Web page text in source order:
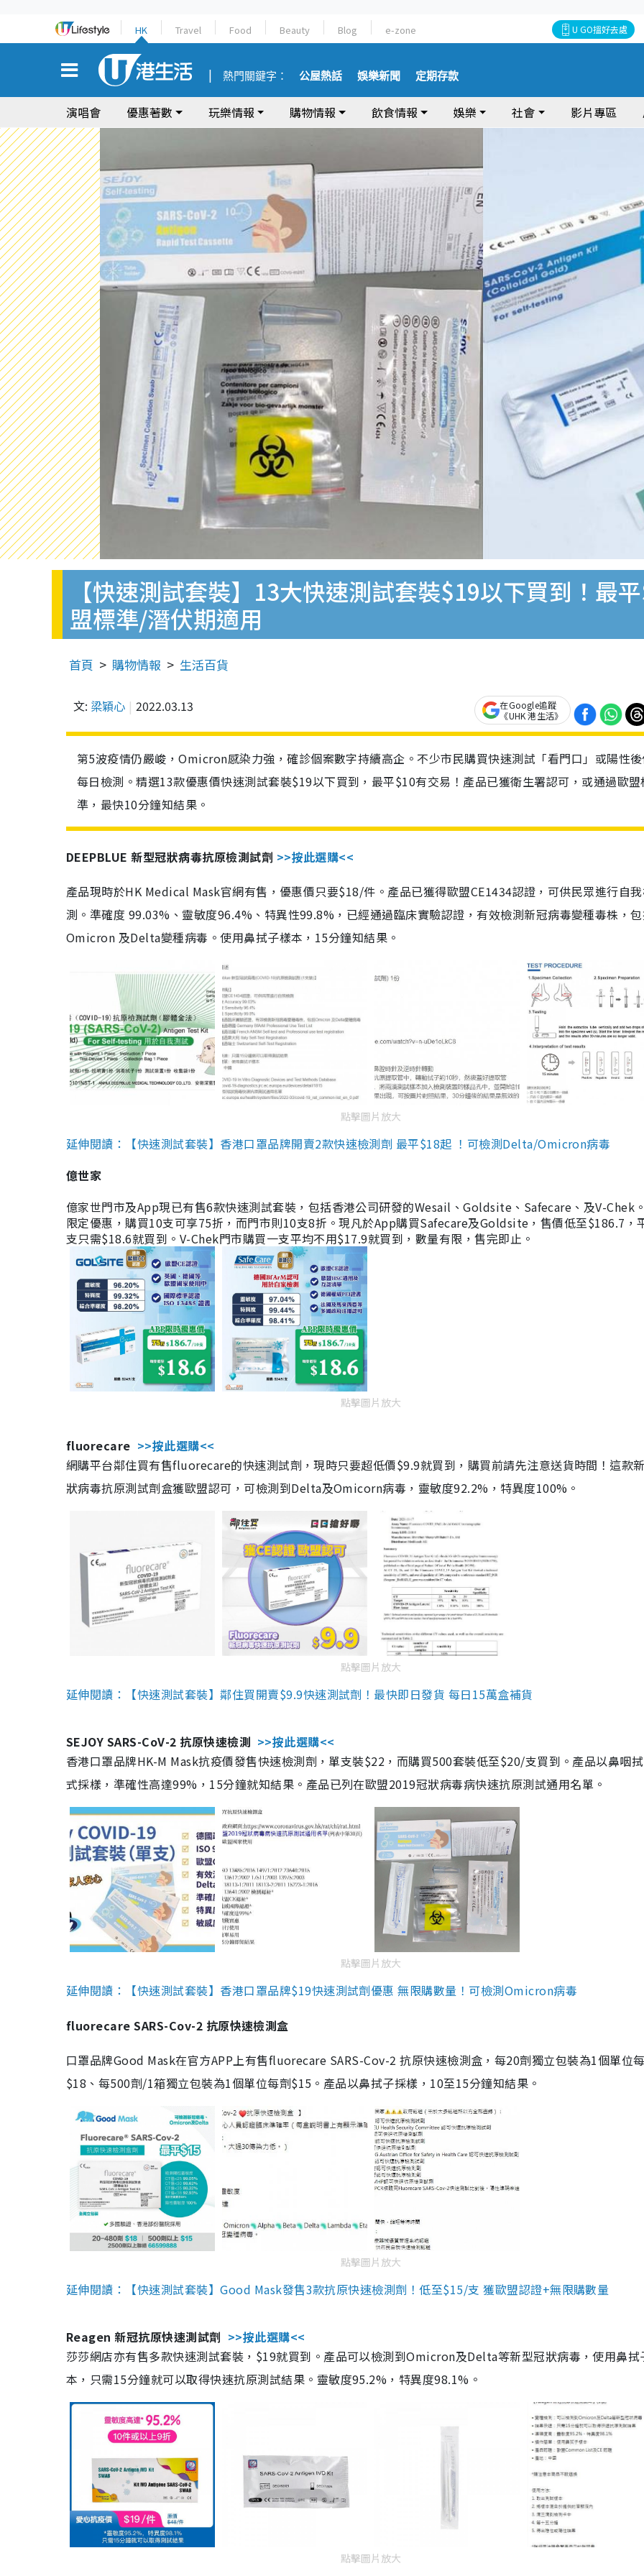
HK Travel Food Beauty Blog e-zone U GO搵好去處
熱門關鍵字： 公屋熱話 娛樂新聞 定期存款
演唱會 優惠著數 玩樂情報 購物情報 飲食情報 娛樂 社會 影片專區
【快速測試套裝】13大快速測試套裝$19以下買到！最
盟標準/潛伏期適用
首頁 購物情報 生活百貨
文: 梁穎心 2022.03.13
在Google追蹤
《UHK 港生活》
第5波疫情仍嚴峻，Omicron感染力強，確診個案數字持續高企。不少市民購買快速測試「看門口」或陽性
每日檢測。精選13款優惠價快速測試套裝$19以下買到，最平$10有交易！產品已獲衛生署認可，或通過歐盟
準，最快10分鐘知結果。
DEEPBLUE 新型冠狀病毒抗原檢測試劑 >>按此選購<<
產品現時於HK Medical Mask官網有售，優惠價只要$18/件。產品已獲得歐盟CE1434認證，可供民眾進行自
測。準確度 99.03%、靈敏度96.4%、特異性99.8%，已經通過臨床實驗認證，有效檢測新冠病毒變種毒株，
Omicron 及Delta變種病毒。使用鼻拭子樣本，15分鐘知結果。
點擊圖片放大
延伸閱讀：【快速測試套裝】香港口罩品牌開賣2款快速檢測劑 最平$18起 ！可檢測Delta/Omicron病毒
億世家
億家世門市及App現已有售6款快速測試套裝，包括香港公司研發的Wesail、Goldsite、Safecare、及V-Chek
限定優惠，購買10支可享75折，而門市則10支8折。現凡於App購買Safecare及Goldsite，售價低至$186.7，
支只需$18.6就買到。V-Chek門市購買一支平均不用$17.9就買到，數量有限，售完即止。
點擊圖片放大
fluorecare >>按此選購<<
網購平台鄰住買有售fluorecare的快速測試劑，現時只要超低價$9.9就買到，購買前請先注意送貨時間！這款
狀病毒抗原測試劑盒獲歐盟認可，可檢測到Delta及Omicorn病毒，靈敏度92.2%，特異度100%。
點擊圖片放大
延伸閱讀：【快速測試套裝】鄰住買開賣$9.9快速測試劑！最快即日發貨 每日15萬盒補貨
SEJOY SARS-CoV-2 抗原快速檢測 >>按此選購<<
香港口罩品牌HK-M Mask抗疫價發售快速檢測劑，單支裝$22，而購買500套裝低至$20/支買到。產品以鼻咽
式採樣，準確性高達99%，15分鐘就知結果。產品已列在歐盟2019冠狀病毒病快速抗原測試通用名單。
點擊圖片放大
延伸閱讀：【快速測試套裝】香港口罩品牌$19快速測試劑優惠 無限購數量！可檢測Omicron病毒
fluorecare SARS-Cov-2 抗原快速檢測盒
口罩品牌Good Mask在官方APP上有售fluorecare SARS-Cov-2 抗原快速檢測盒，每20劑獨立包裝為1個單位
$18、每500劑/1箱獨立包裝為1個單位每劑$15。產品以鼻拭子採樣，10至15分鐘知結果。
點擊圖片放大
延伸閱讀：【快速測試套裝】Good Mask發售3款抗原快速檢測劑！低至$15/支 獲歐盟認證+無限購數量
Reagen 新冠抗原快速測試劑 >>按此選購<<
莎莎網店亦有售多款快速測試套裝，$19就買到。產品可以檢測到Omicron及Delta等新型冠狀病毒，使用鼻拭
本，只需15分鐘就可以取得快速抗原測試結果。靈敏度95.2%，特異度98.1%。
點擊圖片放大